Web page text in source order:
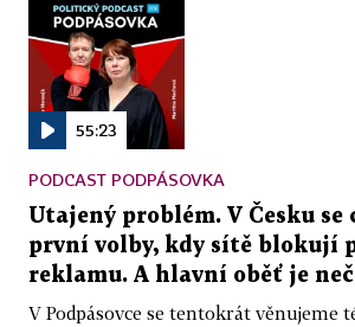
55:23
PODCAST PODPÁSOVKA
Utajený problém. V Česku se
první volby, kdy sítě blokují
reklamu. A hlavní oběť je
V Podpásovce se tentokrát věnujeme